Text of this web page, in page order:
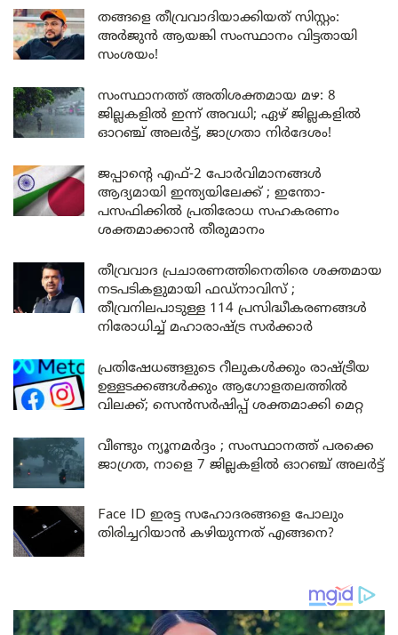
തങ്ങളെ തീവ്രവാദിയാക്കിയത് സിസ്റ്റം:
അർജുൻ ആയങ്കി സംസ്ഥാനം വിട്ടതായി
സംശയം!
സംസ്ഥാനത്ത് അതിശക്തമായ മഴ: 8
ജില്ലകളിൽ ഇന്ന് അവധി; ഏഴ് ജില്ലകളിൽ
ഓറഞ്ച് അലർട്ട്, ജാഗ്രതാ നിർദേശം!
ജപ്പാന്റെ എഫ്-2 പോർവിമാനങ്ങൾ
ആദ്യമായി ഇന്ത്യയിലേക്ക് ; ഇന്തോ-
പസഫിക്കിൽ പ്രതിരോധ സഹകരണം
ശക്തമാക്കാൻ തീരുമാനം
തീവ്രവാദ പ്രചാരണത്തിനെതിരെ ശക്തമായ
നടപടികളുമായി ഫഡ്നാവിസ് ;
തീവ്രനിലപാടുള്ള 114 പ്രസിദ്ധീകരണങ്ങൾ
നിരോധിച്ച് മഹാരാഷ്ട്ര സർക്കാർ
പ്രതിഷേധങ്ങളുടെ റീലുകൾക്കും രാഷ്ട്രീയ
ഉള്ളടക്കങ്ങൾക്കും ആഗോളതലത്തിൽ
വിലക്ക്; സെൻസർഷിപ്പ് ശക്തമാക്കി മെറ്റ
വീണ്ടും ന്യൂനമർദ്ദം ; സംസ്ഥാനത്ത് പരക്കെ
ജാഗ്രത, നാളെ 7 ജില്ലകളിൽ ഓറഞ്ച് അലർട്ട്
Face ID ഇരട്ട സഹോദരങ്ങളെ പോലും
തിരിച്ചറിയാൻ കഴിയുന്നത് എങ്ങനെ?